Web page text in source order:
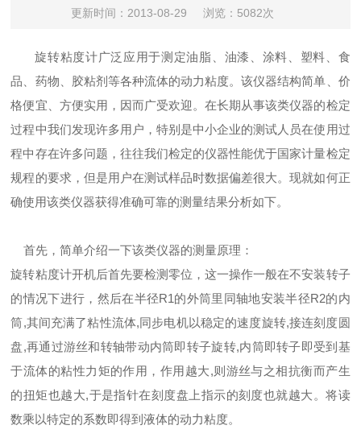
更新时间：2013-08-29 浏览：5082次
旋转粘度计广泛应用于测定油脂、油漆、涂料、塑料、食
品、药物、胶粘剂等各种流体的动力粘度。该仪器结构简单、价
格便宜、方便实用，因而广受欢迎。在长期从事该类仪器的检定
过程中我们发现许多用户，特别是中小企业的测试人员在使用过
程中存在许多问题，往往我们检定的仪器性能优于国家计量检定
规程的要求，但是用户在测试样品时数据偏差很大。现就如何正
确使用该类仪器获得准确可靠的测量结果分析如下。
首先，简单介绍一下该类仪器的测量原理：
旋转粘度计开机后首先要检测零位，这一操作一般在不安装转子
的情况下进行，然后在半径R1的外筒里同轴地安装半径R2的内
筒,其间充满了粘性流体,同步电机以稳定的速度旋转,接连刻度圆
盘,再通过游丝和转轴带动内筒即转子旋转,内筒即转子即受到基
于流体的粘性力矩的作用，作用越大,则游丝与之相抗衡而产生
的扭矩也越大,于是指针在刻度盘上指示的刻度也就越大。将读
数乘以特定的系数即得到液体的动力粘度。